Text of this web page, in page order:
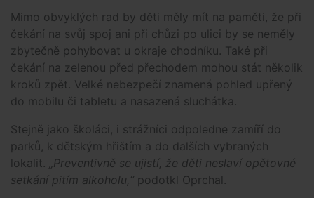
Mimo obvyklých rad by děti měly mít na paměti, že při
čekání na svůj spoj ani při chůzi po ulici by se neměly
zbytečně pohybovat u okraje chodníku. Také při
čekání na zelenou před přechodem mohou stát několik
kroků zpět. Velké nebezpečí znamená pohled upřený
do mobilu či tabletu a nasazená sluchátka.
Stejně jako školáci, i strážníci odpoledne zamíří do
parků, k dětským hřištím a do dalších vybraných
lokalit.
„Preventivně se ujistí, že děti neslaví opětovné
setkání pitím alkoholu,“ podotkl Oprchal.